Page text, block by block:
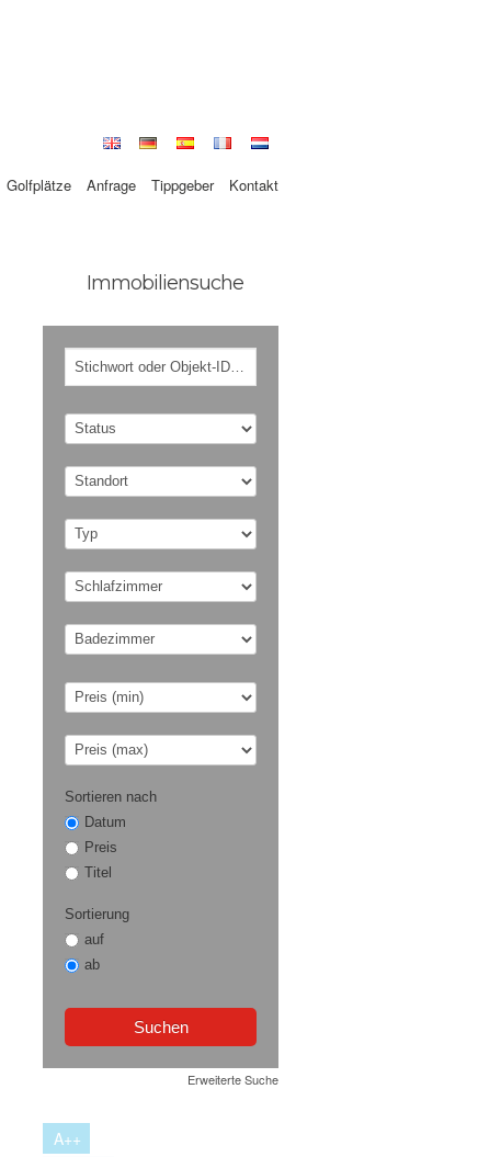
Golfplätze Anfrage Tippgeber Kontakt
Immobiliensuche
Sortieren nach
Datum
Preis
Titel
Sortierung
auf
ab
Erweiterte Suche
A++